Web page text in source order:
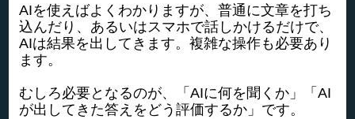
AIを使えばよくわかりますが、普通に文章を打ち
込んだり、あるいはスマホで話しかけるだけで、
AIは結果を出してきます。複雑な操作も必要あり
ます。
むしろ必要となるのが、「AIに何を聞くか」「AI
が出してきた答えをどう評価するか」です。